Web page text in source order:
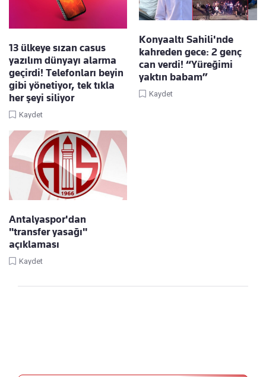
13 ülkeye sızan casus
yazılım dünyayı alarma
geçirdi! Telefonları beyin
gibi yönetiyor, tek tıkla
her şeyi siliyor
Kaydet
Konyaaltı Sahili'nde
kahreden gece: 2 genç
can verdi! “Yüreğimi
yaktın babam”
Kaydet
Antalyaspor'dan
"transfer yasağı"
açıklaması
Kaydet